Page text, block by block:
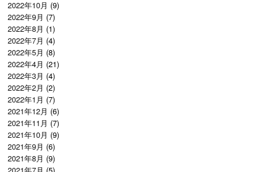
2022年10月 (9)
2022年9月 (7)
2022年8月 (1)
2022年7月 (4)
2022年5月 (8)
2022年4月 (21)
2022年3月 (4)
2022年2月 (2)
2022年1月 (7)
2021年12月 (6)
2021年11月 (7)
2021年10月 (9)
2021年9月 (6)
2021年8月 (9)